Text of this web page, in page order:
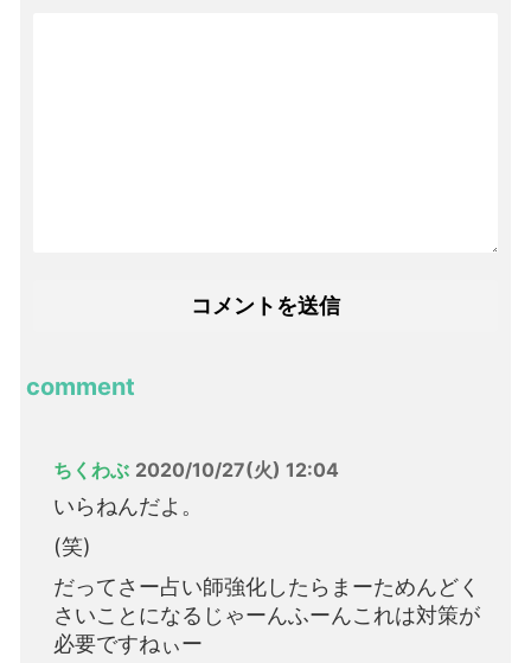
comment
ちくわぶ 2020/10/27(火) 12:04
いらねんだよ。
(笑)
だってさー占い師強化したらまーためんどく
さいことになるじゃーんふーんこれは対策が
必要ですねぃー